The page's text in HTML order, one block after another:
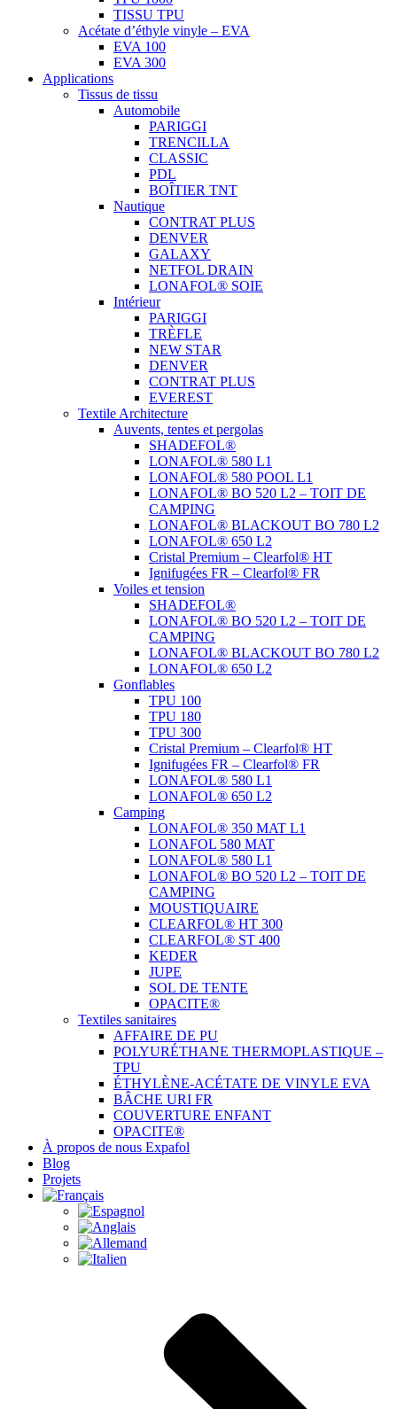
TISSU TPU
Acétate d’éthyle vinyle – EVA
EVA 100
EVA 300
Applications
Tissus de tissu
Automobile
PARIGGI
TRENCILLA
CLASSIC
PDL
BOÎTIER TNT
Nautique
CONTRAT PLUS
DENVER
GALAXY
NETFOL DRAIN
LONAFOL® SOIE
Intérieur
PARIGGI
TRÈFLE
NEW STAR
DENVER
CONTRAT PLUS
EVEREST
Textile Architecture
Auvents, tentes et pergolas
SHADEFOL®
LONAFOL® 580 L1
LONAFOL® 580 POOL L1
LONAFOL® BO 520 L2 – TOIT DE
CAMPING
LONAFOL® BLACKOUT BO 780 L2
LONAFOL® 650 L2
Cristal Premium – Clearfol® HT
Ignifugées FR – Clearfol® FR
Voiles et tension
SHADEFOL®
LONAFOL® BO 520 L2 – TOIT DE
CAMPING
LONAFOL® BLACKOUT BO 780 L2
LONAFOL® 650 L2
Gonflables
TPU 100
TPU 180
TPU 300
Cristal Premium – Clearfol® HT
Ignifugées FR – Clearfol® FR
LONAFOL® 580 L1
LONAFOL® 650 L2
Camping
LONAFOL® 350 MAT L1
LONAFOL 580 MAT
LONAFOL® 580 L1
LONAFOL® BO 520 L2 – TOIT DE
CAMPING
MOUSTIQUAIRE
CLEARFOL® HT 300
CLEARFOL® ST 400
KEDER
JUPE
SOL DE TENTE
OPACITE®
Textiles sanitaires
AFFAIRE DE PU
POLYURÉTHANE THERMOPLASTIQUE –
TPU
ÉTHYLÈNE-ACÉTATE DE VINYLE EVA
BÂCHE URI FR
COUVERTURE ENFANT
OPACITE®
À propos de nous Expafol
Blog
Projets